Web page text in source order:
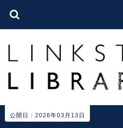
公開日：2026年03月13日